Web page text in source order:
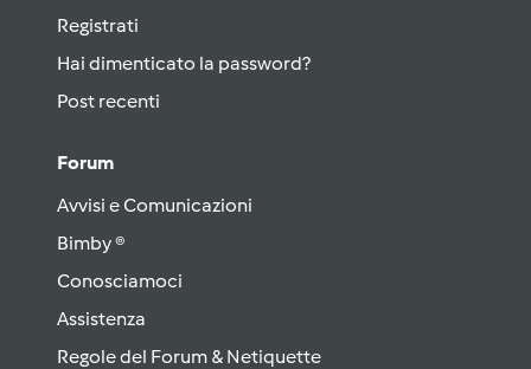
Registrati
Hai dimenticato la password?
Post recenti
Forum
Avvisi e Comunicazioni
Bimby ®
Conosciamoci
Assistenza
Regole del Forum & Netiquette